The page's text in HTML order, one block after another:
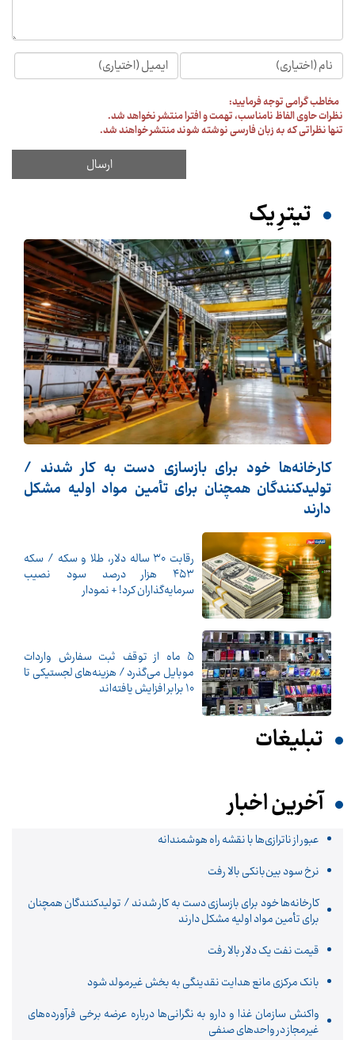
مخاطب گرامی توجه فرمایید:
نظرات حاوی الفاظ نامناسب، تهمت و افترا منتشر نخواهد شد.
تنها نظراتی که به زبان فارسی نوشته شوند منتشر خواهند شد.
تیترِ یک
کارخانه‌ها خود برای بازسازی دست به کار شدند /
تولیدکنندگان همچنان برای تأمین مواد اولیه مشکل
دارند
رقابت ۳۰ ساله دلار، طلا و سکه / سکه
۴۵۳ هزار درصد سود نصیب
سرمایه‌گذاران کرد! + نمودار
5 ماه از توقف ثبت سفارش واردات
موبایل می‌گذرد / هزینه‌های لجستیکی تا
10 برابر افزایش یافته‌اند
تبلیغات
آخرین اخبار
عبور از ناترازی‌ها با نقشه راه هوشمندانه
نرخ سود بین‌بانکی بالا رفت
کارخانه‌ها خود برای بازسازی دست به کار شدند / تولیدکنندگان همچنان
برای تأمین مواد اولیه مشکل دارند
قیمت نفت یک دلار بالا رفت
بانک مرکزی مانع هدایت نقدینگی به بخش غیرمولد شود
واکنش سازمان غذا و دارو به نگرانی‌ها درباره عرضه برخی فرآورده‌های
غیرمجاز در واحدهای صنفی